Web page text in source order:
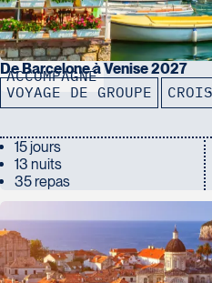
ACCOMPAGNÉ
De Barcelone à Venise 2027
VOYAGE DE GROUPE
15 jours
13 nuits
35 repas